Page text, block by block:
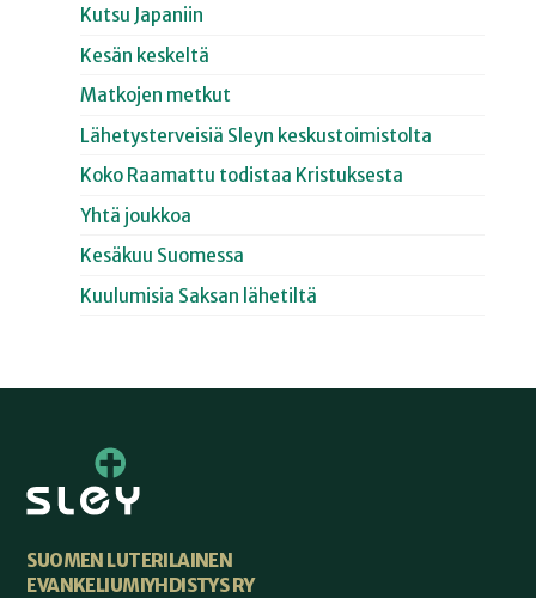
Kutsu Japaniin
Kesän keskeltä
Matkojen metkut
Lähetysterveisiä Sleyn keskustoimistolta
Koko Raamattu todistaa Kristuksesta
Yhtä joukkoa
Kesäkuu Suomessa
Kuulumisia Saksan lähetiltä
SUOMEN LUTERILAINEN
EVANKELIUMIYHDISTYS RY